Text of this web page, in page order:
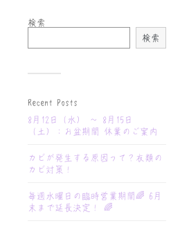
検索
検索
Recent Posts
8月12日（水） 〜 8月15日
（土）：お盆期間 休業のご案内
カビが発生する原因って？衣類の
カビ対策！
毎週水曜日の臨時営業期間🌈 6月
末まで延長決定！ 🌈